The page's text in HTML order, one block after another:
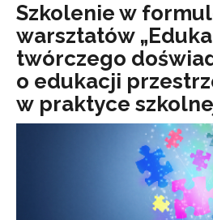
Szkolenie w
warsztatów
twórczego
o edukacji
w praktyce